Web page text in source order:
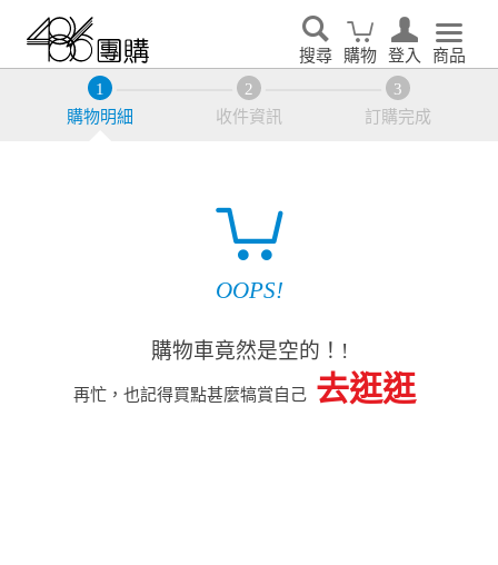
搜尋 購物 登入 商品
購物明細 收件資訊 訂購完成
OOPS!
購物車竟然是空的！!
再忙，也記得買點甚麼犒賞自己 去逛逛